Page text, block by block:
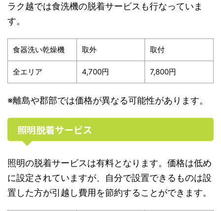
ラク越では食洗機の脱着サービスも行なっていま
す。
食器洗い乾燥機 取外 取付
全エリア 4,700円 7,800円
※離島や郡部では価格が異なる可能性があります。
照明脱着サービス
照明の脱着サービスは有料となります。価格は低め
に設定されていますが、自分で設置できるものは設
置した方が引越し費用を節約することができます。